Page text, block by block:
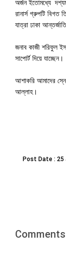
অর্জন ইতোমধ্যে
রানার্স গ্রুপটি বিগত
যাত্রা ঢাকা
জনাব কাজী শরিফুল
সাপোর্ট দিয়ে যাচ্ছেন।
আশাকরি আমাদের
আল্লাহ।
Post Date : 25
Comments